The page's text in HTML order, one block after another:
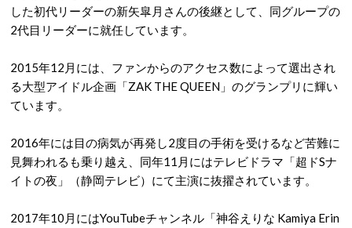
した初代リーダーの新矢皐月さんの後継として、同グループの
2代目リーダーに就任しています。
2015年12月には、ファンからのアクセス数によって選出され
る大型アイドル企画「ZAK THE QUEEN」のグランプリに輝い
ています。
2016年には目の病気が再発し2度目の手術を受けるなど苦難に
見舞われるも乗り越え、同年11月にはテレビドラマ「超ドSナ
イトの夜」（静岡テレビ）にて主演に抜擢されています。
2017年10月にはYouTubeチャンネル「神谷えりな Kamiya Erin